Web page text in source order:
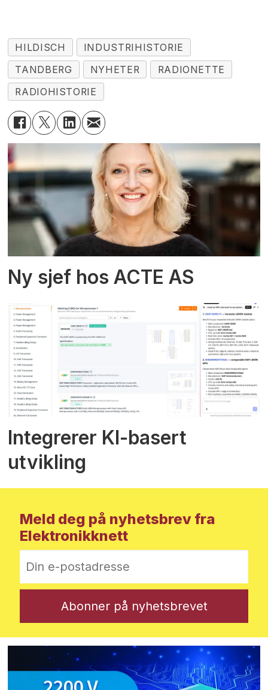
HILDISCH
INDUSTRIHISTORIE
TANDBERG
NYHETER
RADIONETTE
RADIOHISTORIE
Ny sjef hos ACTE AS
Integrerer KI-basert
utvikling
Meld deg på nyhetsbrev fra
Elektronikknett